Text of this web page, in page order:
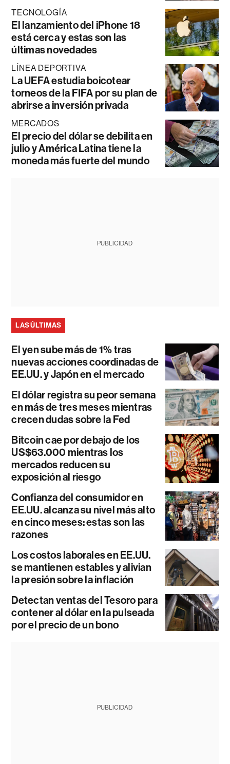
TECNOLOGÍA
El lanzamiento del iPhone 18
está cerca y estas son las
últimas novedades
LÍNEA DEPORTIVA
La UEFA estudia boicotear
torneos de la FIFA por su plan de
abrirse a inversión privada
MERCADOS
El precio del dólar se debilita en
julio y América Latina tiene la
moneda más fuerte del mundo
PUBLICIDAD
LAS ÚLTIMAS
El yen sube más de 1% tras
nuevas acciones coordinadas de
EE.UU. y Japón en el mercado
El dólar registra su peor semana
en más de tres meses mientras
crecen dudas sobre la Fed
Bitcoin cae por debajo de los
US$63.000 mientras los
mercados reducen su
exposición al riesgo
Confianza del consumidor en
EE.UU. alcanza su nivel más alto
en cinco meses: estas son las
razones
Los costos laborales en EE.UU.
se mantienen estables y alivian
la presión sobre la inflación
Detectan ventas del Tesoro para
contener al dólar en la pulseada
por el precio de un bono
PUBLICIDAD